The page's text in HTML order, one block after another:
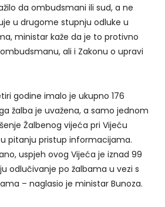
da ombudsmani ili sud, a ne
u drugome stupnju odluke u
ministar kaže da je to protivno
ali i Zakonu o upravi
godine imalo je ukupno 176
žalba je uvažena, a samo jednom
Žalbenog vijeća pri Vijeću
pitanju pristup informacijama.
uspjeh ovog Vijeća je iznad 99
odlučivanje po žalbama u vezi s
– naglasio je ministar Bunoza.